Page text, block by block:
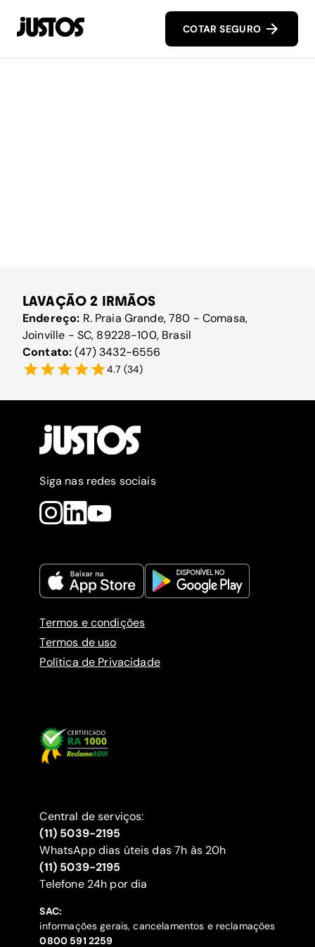
COTAR SEGURO
LAVAÇÃO 2 IRMÃOS
Endereço: R. Praia Grande, 780 - Comasa,
Joinville - SC, 89228-100, Brasil
Contato:(47) 3432-6556
4.7 (34)
Siga nas redes sociais
Termos e condições
Termos de uso
Política de Privacidade
Central de serviços:
(11) 5039-2195
WhatsApp dias úteis das 7h às 20h
(11) 5039-2195
‍Telefone 24h por dia
SAC:
informações gerais, cancelamentos e reclamações
‍0800 591 2259